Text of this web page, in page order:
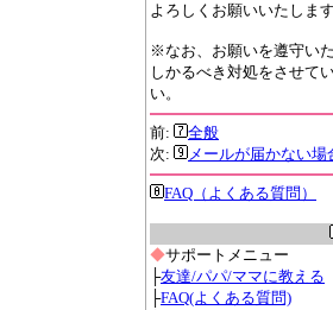
よろしくお願いいたしま
※なお、お願いを遵守い
しかるべき対処をさせて
い。
前:
全般
次:
メールが届かない場
FAQ（よくある質問）
◆サポートメニュー
├友達/パパ/ママに教える
├FAQ(よくある質問)